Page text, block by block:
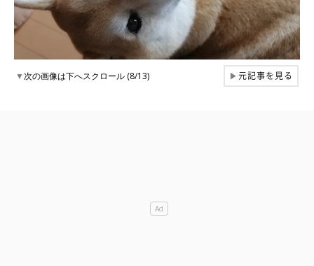
▼次の画像は下へスクロール (8/13) ▶元記事を見る